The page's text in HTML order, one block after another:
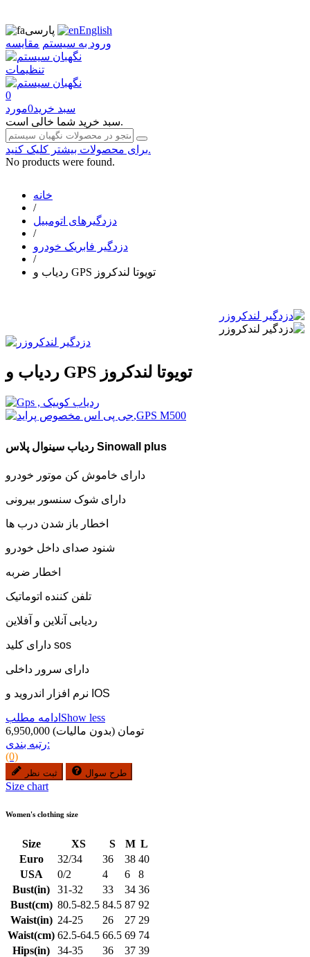
پارسی
English
ورود به سیستم مقایسه
تنظیمات
0
سبد خرید0مورد
سبد خرید شما خالی است.
برای محصولات بیشتر کلیک کنید.
No products were found.
خانه
/
دزدگیرهای اتومبیل
/
دزدگیر فابریک خودرو
/
ردیاب و GPS تویوتا لندکروز
ردیاب و GPS تویوتا لندکروز
ردیاب سینوال پلاس Sinowall plus
دارای خاموش کن موتور خودرو
دارای شوک سنسور بیرونی
اخطار باز شدن درب ها
شنود صدای داخل خودرو
اخطار ضربه
تلفن کننده اتوماتیک
ردیابی آنلاین و آفلاین
دارای کلید sos
دارای سرور داخلی
نرم افزار اندروید و IOS
ادامه مطلب Show less
6,950,000 تومان (بدون مالیات)
رتبه بندی:
(0)
ثبت نظر طرح سوال
Size chart
Women's clothing size
Size XS S M L
Euro
32/34 36 38 40
USA
0/2 4 6
8
Bust(in)
31-32 33 34 36
Bust(cm) 80.5-82.5 84.5 87 92
Waist(in) 24-25 26 27 29
Waist(cm) 62.5-64.5 66.5 69 74
Hips(in)
34-35 36 37 39